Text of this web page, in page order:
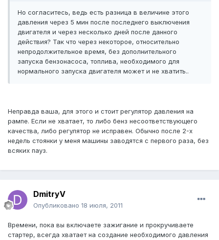
Но согласитесь, ведь есть разница в величине этого
давления через 5 мин после последнего выключения
двигателя и через несколько дней после данного
действия? Так что через некоторое, относительно
непродолжительное время, без дополнительного
запуска бензонасоса, топлива, необходимого для
нормального запуска двигателя может и не хватить..
Неправда ваша, для этого и стоит регулятор давления на
рампе. Если не хватает, то либо бенз несоответствующего
качества, либо регулятор не исправен. Обычно после 2-х
недель стоянки у меня машины заводятся с первого раза, без
всяких пауз.
DmitryV
Опубликовано 18 июля, 2011
Времени, пока вы включаете зажигание и прокручиваете
стартер, всегда хватает на создание необходимого давления